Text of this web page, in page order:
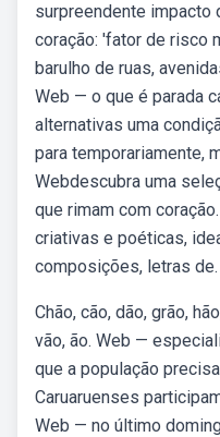
surpreendente impacto
coração: 'fator de risco
barulho de ruas,
Web — o que é parada
alternativas uma
para temporariamente,
Webdescubra uma
que rimam com
criativas e poéticas,
composições, letras de.
Chão, cão, dão, grão,
vão, ão. Web —
que a população
Caruaruenses
Web — no último